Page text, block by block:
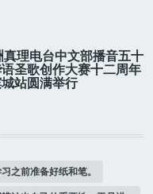
真理电台中文部播音五十
圣歌创作大赛十二周年
站圆满举行
之前准备好纸和笔。